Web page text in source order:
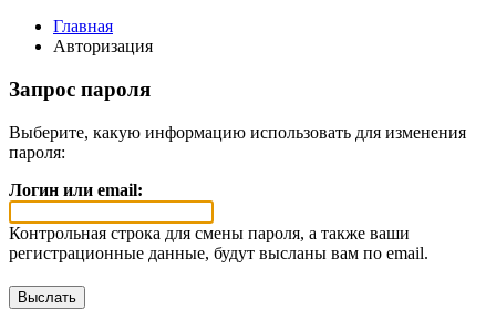
Главная
Авторизация
Запрос пароля
Выберите, какую информацию использовать для изменения
пароля:
Логин или email:
Контрольная строка для смены пароля, а также ваши
регистрационные данные, будут высланы вам по email.